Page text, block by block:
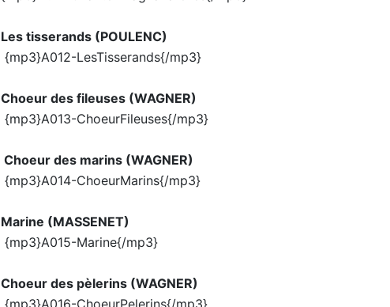
Les tisserands (POULENC)
{mp3}A012-LesTisserands{/mp3}
Choeur des fileuses (WAGNER)
{mp3}A013-ChoeurFileuses{/mp3}
Choeur des marins (WAGNER)
{mp3}A014-ChoeurMarins{/mp3}
Marine (MASSENET)
{mp3}A015-Marine{/mp3}
Choeur des pèlerins (WAGNER)